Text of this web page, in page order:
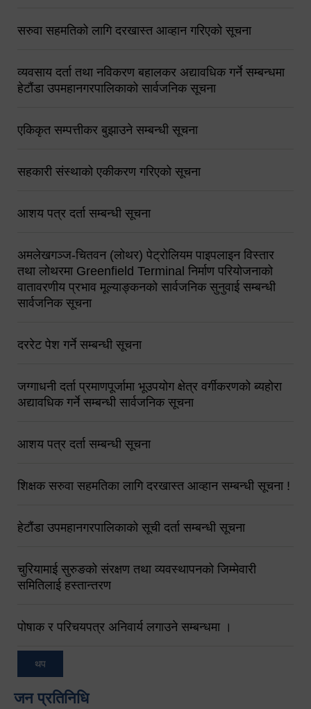
सरुवा सहमतिको लागि दरखास्त आव्हान गरिएको सूचना
व्यवसाय दर्ता तथा नविकरण बहालकर अद्यावधिक गर्ने सम्बन्धमा
हेटौंडा उपमहानगरपालिकाको सार्वजनिक सूचना
एकिकृत सम्पत्तीकर बुझाउने सम्बन्धी सूचना
सहकारी संस्थाको एकीकरण गरिएको सूचना
आशय पत्र दर्ता सम्बन्धी सूचना
अमलेखगञ्ज-चितवन (लोथर) पेट्रोलियम पाइपलाइन विस्तार
तथा लोथरमा Greenfield Terminal निर्माण परियोजनाको
वातावरणीय प्रभाव मूल्याङ्कनको सार्वजनिक सुनुवाई सम्बन्धी
सार्वजनिक सूचना
दररेट पेश गर्ने सम्बन्धी सूचना
जग्गाधनी दर्ता प्रमाणपूर्जामा भूउपयोग क्षेत्र वर्गीकरणको ब्यहोरा
अद्यावधिक गर्ने सम्बन्धी सार्वजनिक सूचना
आशय पत्र दर्ता सम्बन्धी सूचना
शिक्षक सरुवा सहमतिका लागि दरखास्त आव्हान सम्बन्धी सूचना !
हेटौंडा उपमहानगरपालिकाको सूची दर्ता सम्बन्धी सूचना
चुरियामाई सुरुङको संरक्षण तथा व्यवस्थापनको जिम्मेवारी
समितिलाई हस्तान्तरण
पोषाक र परिचयपत्र अनिवार्य लगाउने सम्बन्धमा ।
थप
जन प्रतिनिधि